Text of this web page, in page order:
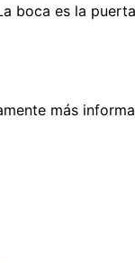
boca es la
más